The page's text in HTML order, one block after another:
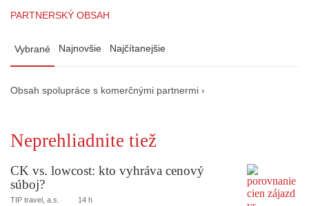
PARTNERSKÝ OBSAH
Vybrané Najnovšie Najčítanejšie
Obsah spolupráce s komerčnými partnermi ›
Neprehliadnite tiež
CK vs. lowcost: kto vyhráva cenový
súboj?
TIP travel, a.s. 14 h